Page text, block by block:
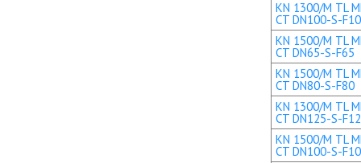
KN 1300/M TL
CT DN100-S-
KN 1500/M TL
CT DN65-S-F65
KN 1500/M TL
CT DN80-S-F80
KN 1300/M TL
CT DN125-S-
KN 1500/M TL
CT DN100-S-